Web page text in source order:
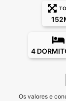
4
Os valores e